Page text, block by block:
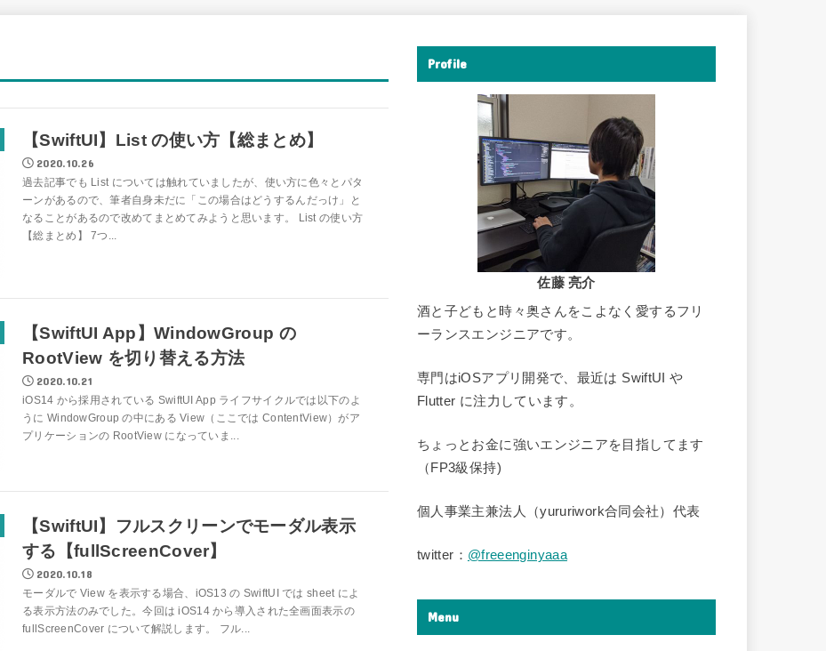
【SwiftUI】List の使い方【総まとめ】
2020.10.26
過去記事でも List については触れていましたが、使い方に色々とパタ
ーンがあるので、筆者自身未だに「この場合はどうするんだっけ」と
なることがあるので改めてまとめてみようと思います。 List の使い方
【総まとめ】 7つ...
【SwiftUI App】WindowGroup の
RootView を切り替える方法
2020.10.21
iOS14 から採用されている SwiftUI App ライフサイクルでは以下のよ
うに WindowGroup の中にある View（ここでは ContentView）がア
プリケーションの RootView になっていま...
【SwiftUI】フルスクリーンでモーダル表示
する【fullScreenCover】
2020.10.18
モーダルで View を表示する場合、iOS13 の SwiftUI では sheet によ
る表示方法のみでした。今回は iOS14 から導入された全画面表示の
fullScreenCover について解説します。 フル...
Profile
佐藤 亮介
酒と子どもと時々奥さんをこよなく愛するフリ
ーランスエンジニアです。
専門はiOSアプリ開発で、最近は SwiftUI や
Flutter に注力しています。
ちょっとお金に強いエンジニアを目指してます
（FP3級保持)
個人事業主兼法人（yururiwork合同会社）代表
twitter： @freeenginyaaa
Menu